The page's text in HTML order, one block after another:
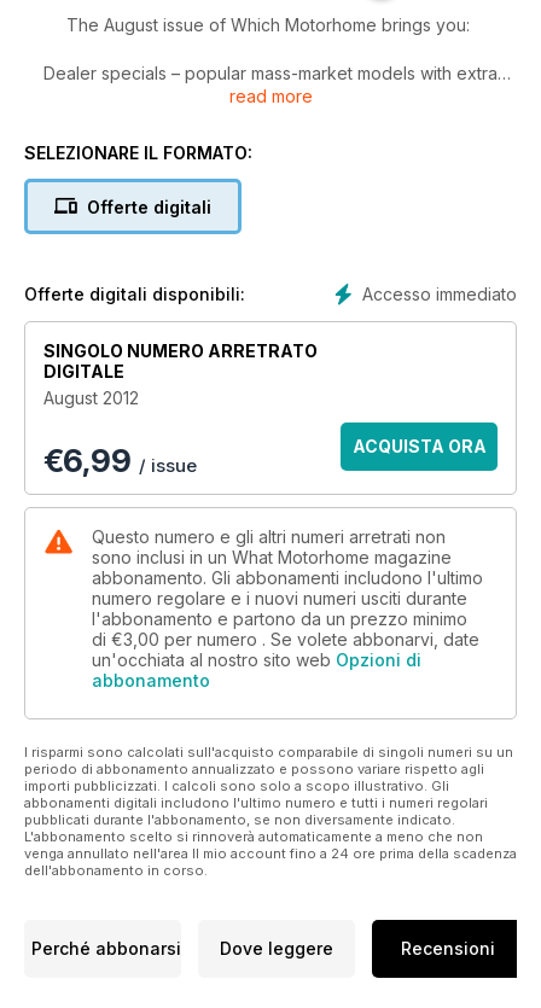
The August issue of Which Motorhome brings you:
Dealer specials – popular mass-market models with extra
equipment – are compared in a 15-page special feature. How
searching out – and paying more for? We reveal all.
If you’re a VW camper fan we test two new affordable
conversions – Danbury’s £27k Dynamic and VW’s own back-
offer in limited numbers at a highly competitive £49,995.
read more
SELEZIONARE IL FORMATO:
Offerte digitali
Accesso immediato
Offerte digitali disponibili:
SINGOLO NUMERO ARRETRATO
DIGITALE
August 2012
€6,99 / issue
ACQUISTA ORA
Questo numero e gli altri numeri arretrati non
sono inclusi in un What Motorhome magazine
abbonamento. Gli abbonamenti includono l'ultimo
numero regolare e i nuovi numeri usciti durante
l'abbonamento e partono da un prezzo minimo
di €3,00 per numero . Se volete abbonarvi, date
un'occhiata al nostro sito web Opzioni di
abbonamento
I risparmi sono calcolati sull'acquisto comparabile di singoli numeri su un
periodo di abbonamento annualizzato e possono variare rispetto agli
importi pubblicizzati. I calcoli sono solo a scopo illustrativo. Gli
abbonamenti digitali includono l'ultimo numero e tutti i numeri regolari
pubblicati durante l'abbonamento, se non diversamente indicato.
L'abbonamento scelto si rinnoverà automaticamente a meno che non
venga annullato nell'area Il mio account fino a 24 ore prima della scadenza
dell'abbonamento in corso.
Perché abbonarsi Dove leggere Recensioni